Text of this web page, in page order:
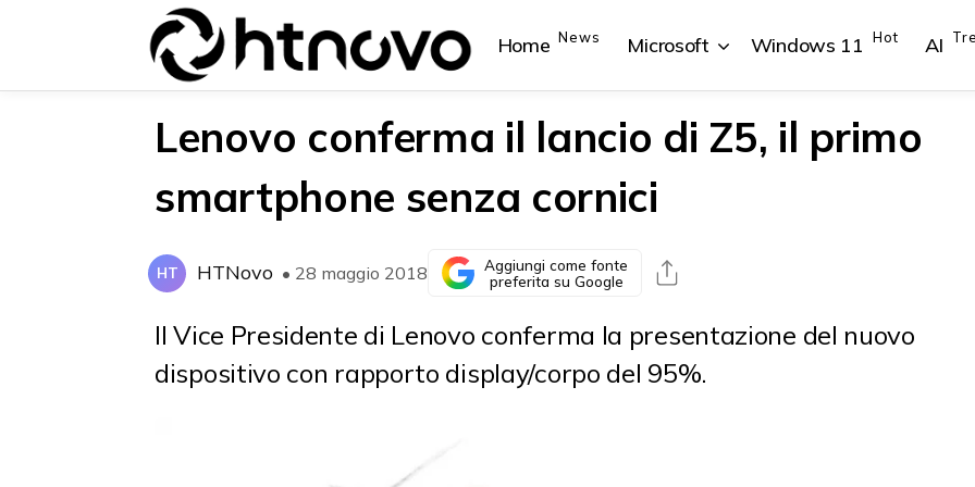
Home News Microsoft
{{POSTS[0].LABEL}} {{POSTS[1].LABEL}}
Windows 11 Hot AI
{{POSTS[0].LABEL}} {{POSTS[1].LABEL}}
Lenovo conferma il lancio di Z5, il primo
smartphone senza cornici
HT HTNovo • 28 maggio 2018
Aggiungi come fonte
preferita su Google
Il Vice Presidente di Lenovo conferma la presentazione del nuovo
dispositivo con rapporto display/corpo del 95%.